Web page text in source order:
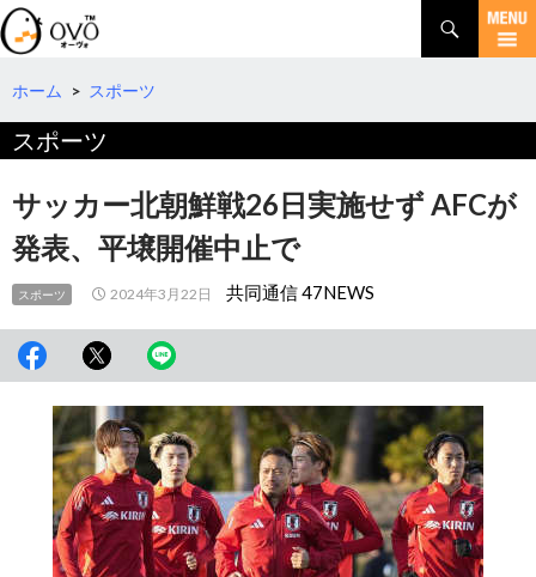
検
索
コ
テ
へ
ホーム > スポーツ
スポーツ
サッカー北朝鮮戦26日実施せず AFCが
発表、平壌開催中止で
スポーツ 2024年3月22日 共同通信 47NEWS